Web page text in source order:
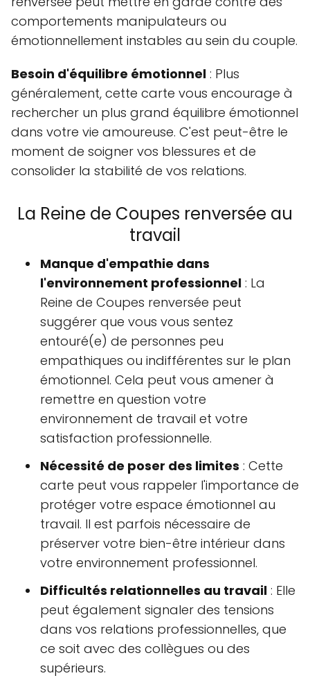
comportements manipulateurs ou
émotionnellement instables au sein du couple.
Besoin d'équilibre émotionnel : Plus
généralement, cette carte vous encourage à
rechercher un plus grand équilibre émotionnel
dans votre vie amoureuse. C'est peut-être le
moment de soigner vos blessures et de
consolider la stabilité de vos relations.
La Reine de Coupes renversée au
travail
Manque d'empathie dans
l'environnement professionnel : La
Reine de Coupes renversée peut
suggérer que vous vous sentez
entouré(e) de personnes peu
empathiques ou indifférentes sur le plan
émotionnel. Cela peut vous amener à
remettre en question votre
environnement de travail et votre
satisfaction professionnelle.
Nécessité de poser des limites : Cette
carte peut vous rappeler l'importance de
protéger votre espace émotionnel au
travail. Il est parfois nécessaire de
préserver votre bien-être intérieur dans
votre environnement professionnel.
Difficultés relationnelles au travail : Elle
peut également signaler des tensions
dans vos relations professionnelles, que
ce soit avec des collègues ou des
supérieurs.